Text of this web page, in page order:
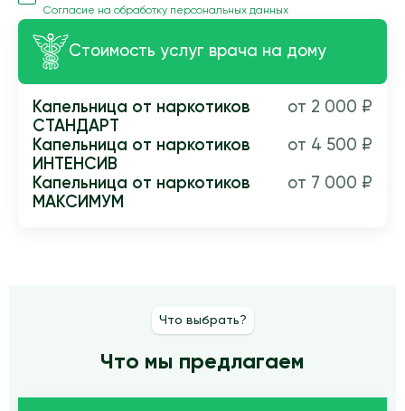
Согласие на обработку персональных данных
Стоимость услуг врача на дому
Капельница от наркотиков
СТАНДАРТ
от 2 000 ₽
Капельница от наркотиков
ИНТЕНСИВ
от 4 500 ₽
Капельница от наркотиков
МАКСИМУМ
от 7 000 ₽
Что выбрать?
Что мы предлагаем